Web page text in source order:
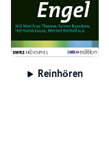
Reinhören